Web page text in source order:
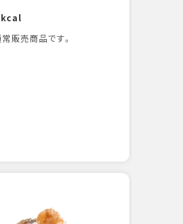
販売商品です。